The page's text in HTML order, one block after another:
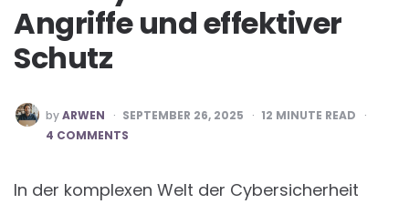
Angriffe und effektiver
Schutz
POSTED
BY
byARWEN SEPTEMBER 26, 2025 12 MINUTE READ
4 COMMENTS
In der komplexen Welt der Cybersicherheit